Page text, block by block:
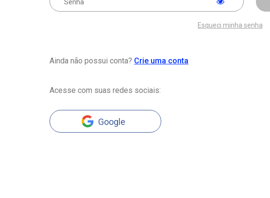
Esqueci minha senha
Ainda não possui conta? Crie uma conta
Acesse com suas redes sociais:
Google